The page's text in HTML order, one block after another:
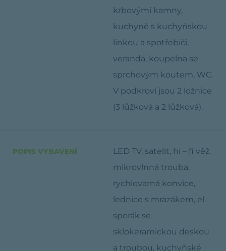
krbovými kamny,
kuchyně s kuchyňskou
linkou a spotřebiči,
veranda, koupelna se
sprchovým koutem, WC.
V podkroví jsou 2 ložnice
(3 lůžková a 2 lůžková).
POPIS VYBAVENÍ
LED TV, satelit, hi – fi věž,
mikrovlnná trouba,
rychlovarná konvice,
lednice s mrazákem, el.
sporák se
sklokeramickou deskou
a troubou, kuchyňské